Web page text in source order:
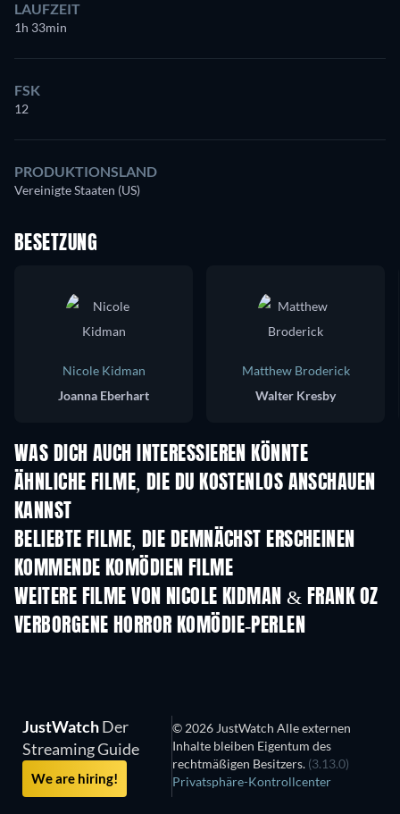
LAUFZEIT
1h 33min
FSK
12
PRODUKTIONSLAND
Vereinigte Staaten (US)
BESETZUNG
Nicole Kidman
Joanna Eberhart
Matthew Broderick
Walter Kresby
WAS DICH AUCH INTERESSIEREN KÖNNTE
ÄHNLICHE FILME, DIE DU KOSTENLOS ANSCHAUEN
KANNST
BELIEBTE FILME, DIE DEMNÄCHST ERSCHEINEN
KOMMENDE KOMÖDIEN FILME
WEITERE FILME VON NICOLE KIDMAN & FRANK OZ
VERBORGENE HORROR KOMÖDIE-PERLEN
JustWatchDer
Streaming Guide
We are hiring!
© 2026 JustWatch Alle externen
Inhalte bleiben Eigentum des
rechtmäßigen Besitzers. (3.13.0)
Privatsphäre-Kontrollcenter